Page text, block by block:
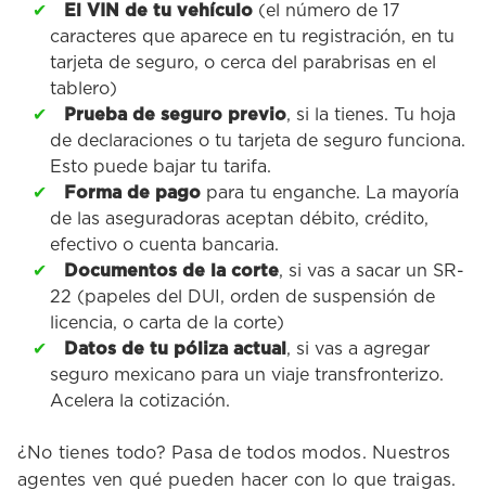
El VIN de tu vehículo (el número de 17
caracteres que aparece en tu registración, en tu
tarjeta de seguro, o cerca del parabrisas en el
tablero)
Prueba de seguro previo, si la tienes. Tu hoja
de declaraciones o tu tarjeta de seguro funciona.
Esto puede bajar tu tarifa.
Forma de pago para tu enganche. La mayoría
de las aseguradoras aceptan débito, crédito,
efectivo o cuenta bancaria.
Documentos de la corte, si vas a sacar un SR-
22 (papeles del DUI, orden de suspensión de
licencia, o carta de la corte)
Datos de tu póliza actual , si vas a agregar
seguro mexicano para un viaje transfronterizo.
Acelera la cotización.
¿No tienes todo? Pasa de todos modos. Nuestros
agentes ven qué pueden hacer con lo que traigas.